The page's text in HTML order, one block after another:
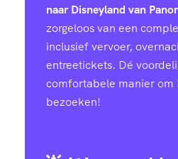
naar Disneyland van
zorgeloos van een
inclusief vervoer,
entreetickets. Dé
comfortabele manier om
bezoeken!